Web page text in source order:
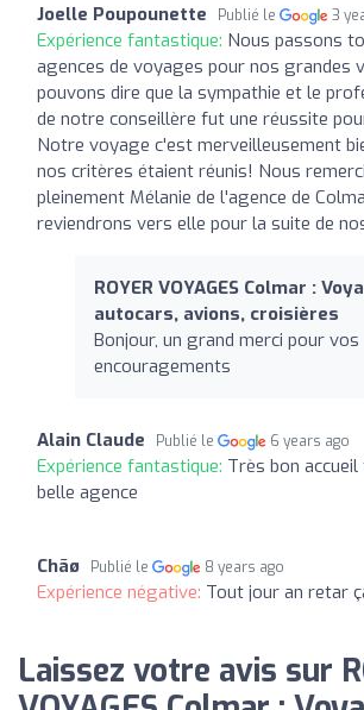
Joelle Poupounette Publié le 3
Expérience fantastique: Nous passons
agences de voyages pour nos grandes
pouvons dire que la sympathie et le
de notre conseillère fut une réussite
Notre voyage c'est merveilleusement
nos critères étaient réunis! Nous
pleinement Mélanie de l'agence de
reviendrons vers elle pour la suite de
ROYER VOYAGES Colmar :
autocars, avions, croisières
Bonjour, un grand merci pour vos
encouragements
Alain Claude Publié le 6 years ago
Expérience fantastique: Très bon
belle agence
Chãø Publié le 8 years ago
Expérience négative: Tout jour an retar
Laissez votre avis sur